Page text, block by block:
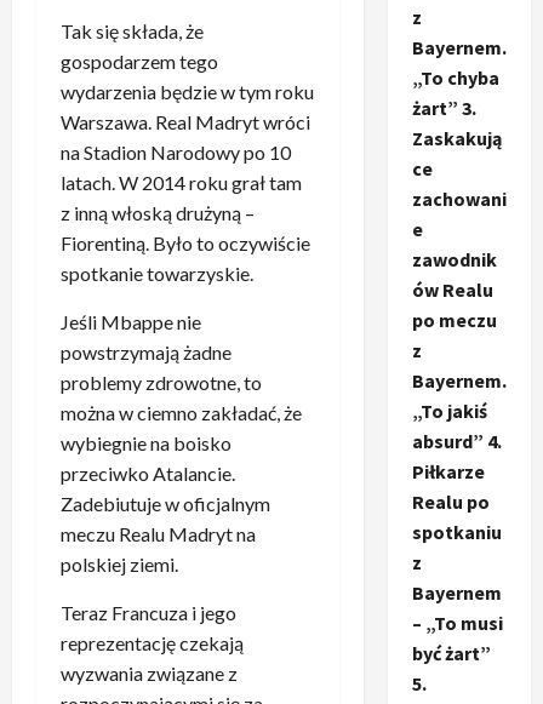
Tak się składa, że
gospodarzem tego
wydarzenia będzie w tym roku
Warszawa. Real Madryt wróci
na Stadion Narodowy po 10
latach. W 2014 roku grał tam
z inną włoską drużyną –
Fiorentiną. Było to oczywiście
spotkanie towarzyskie.
Jeśli Mbappe nie
powstrzymają żadne
problemy zdrowotne, to
można w ciemno zakładać, że
wybiegnie na boisko
przeciwko Atalancie.
Zadebiutuje w oficjalnym
meczu Realu Madryt na
polskiej ziemi.
Teraz Francuza i jego
reprezentację czekają
wyzwania związane z
z
Bayernem.
„To chyba
żart” 3.
Zaskakują
ce
zachowani
e
zawodnik
ów Realu
po meczu
z
Bayernem.
„To jakiś
absurd” 4.
Piłkarze
Realu po
spotkaniu
z
Bayernem
– „To musi
być żart”
5.